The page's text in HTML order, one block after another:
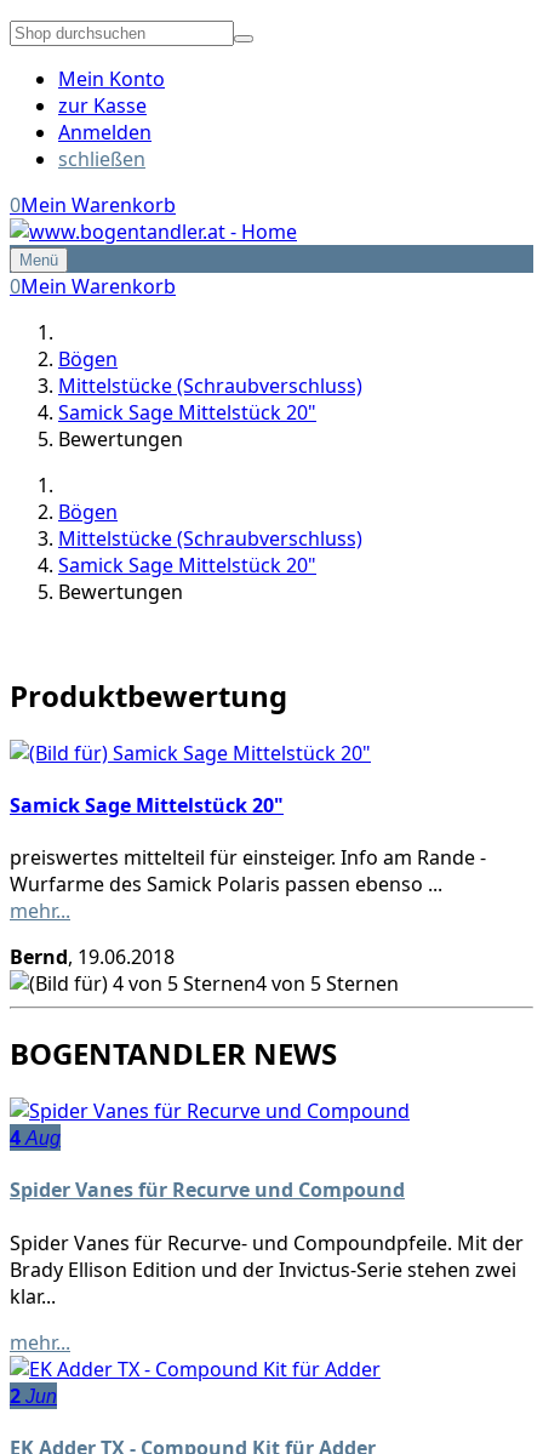
Mein Konto
zur Kasse
Anmelden
schließen
0Mein Warenkorb
Menü
0Mein Warenkorb
Bögen
Mittelstücke (Schraubverschluss)
Samick Sage Mittelstück 20"
Bewertungen
Bögen
Mittelstücke (Schraubverschluss)
Samick Sage Mittelstück 20"
Bewertungen
Produktbewertung
Samick Sage Mittelstück 20"
preiswertes mittelteil für einsteiger. Info am Rande -
Wurfarme des Samick Polaris passen ebenso ...
mehr...
Bernd, 19.06.2018
4 von 5 Sternen
BOGENTANDLER NEWS
4 Aug
Spider Vanes für Recurve und Compound
Spider Vanes für Recurve- und Compoundpfeile. Mit der
Brady Ellison Edition und der Invictus-Serie stehen zwei
klar...
mehr...
2 Jun
EK Adder TX - Compound Kit für Adder